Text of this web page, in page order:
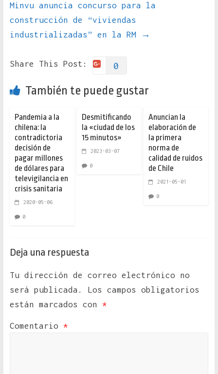
Minvu anuncia concurso para la
construcción de “viviendas
industrializadas” en la RM
→
Share This Post: 0
También te puede gustar
Pandemia a la
chilena: la
contradictoria
decisión de
pagar millones
de dólares para
televigilancia en
crisis sanitaria
2020-05-06
0
Desmitificando
la «ciudad de los
15 minutos»
2023-03-07
0
Anuncian la
elaboración de
la primera
norma de
calidad de ruidos
de Chile
2021-05-01
0
Deja una respuesta
Tu dirección de correo electrónico no
será publicada.
Los campos obligatorios
están marcados con *
Comentario *